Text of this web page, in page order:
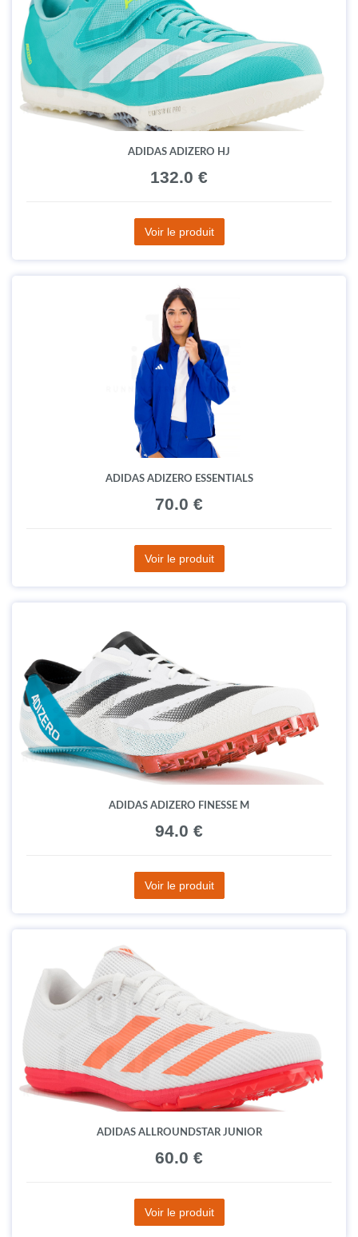
ADIDAS ADIZERO HJ
132.0 €
Voir le produit
ADIDAS ADIZERO ESSENTIALS
70.0 €
Voir le produit
ADIDAS ADIZERO FINESSE M
94.0 €
Voir le produit
ADIDAS ALLROUNDSTAR JUNIOR
60.0 €
Voir le produit